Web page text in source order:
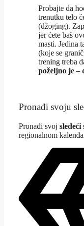
Probajte da
trenutku telo
(džoging).
jer ćete baš
masti. Jedina
(koje se
trening treba
poželjno je –
Pronađi svoju
Pronađi svoj sledeći
regionalnom